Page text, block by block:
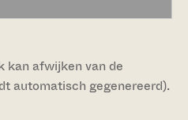
kan afwijken van de
automatisch gegenereerd).